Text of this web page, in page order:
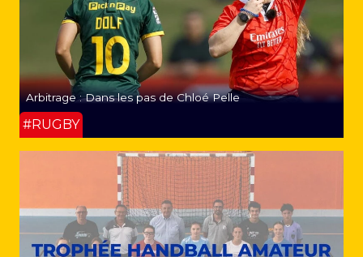
Arbitrage : Dans les pas de Chloé Pelle
#RUGBY